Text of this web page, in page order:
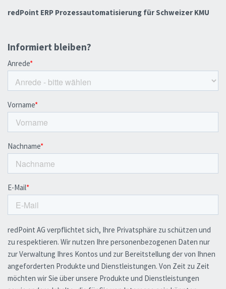
redPoint ERP Prozessautomatisierung für Schweizer KMU
Informiert bleiben?